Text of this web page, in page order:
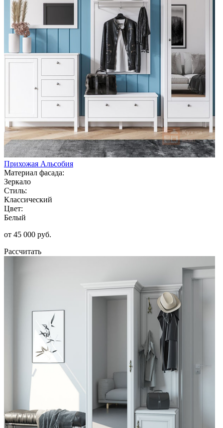
Прихожая Альсобия
Материал фасада:
Зеркало
Стиль:
Классический
Цвет:
Белый
от 45 000 руб.
Рассчитать